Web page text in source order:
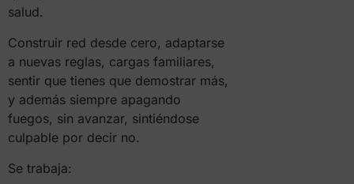
salud.
Construir red desde cero, adaptarse
a nuevas reglas, cargas familiares,
sentir que tienes que demostrar más,
y además siempre apagando
fuegos, sin avanzar, sintiéndose
culpable por decir no.
Se trabaja: